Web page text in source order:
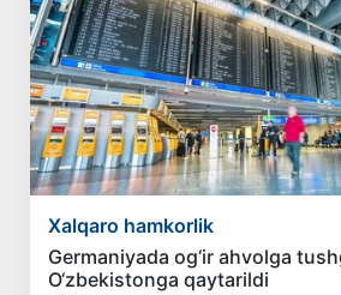
Xalqaro hamkorlik
Germaniyada og‘ir ahvolga
O‘zbekistonga qaytarildi